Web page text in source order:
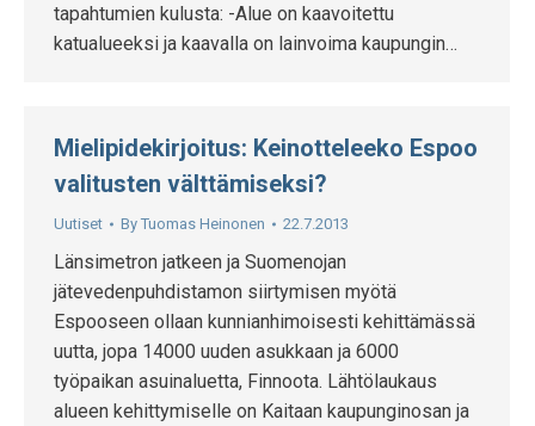
tapahtumien kulusta: -Alue on kaavoitettu
katualueeksi ja kaavalla on lainvoima kaupungin…
Mielipidekirjoitus: Keinotteleeko Espoo
valitusten välttämiseksi?
Uutiset By Tuomas Heinonen 22.7.2013
Länsimetron jatkeen ja Suomenojan
jätevedenpuhdistamon siirtymisen myötä
Espooseen ollaan kunnianhimoisesti kehittämässä
uutta, jopa 14000 uuden asukkaan ja 6000
työpaikan asuinaluetta, Finnoota. Lähtölaukaus
alueen kehittymiselle on Kaitaan kaupunginosan ja